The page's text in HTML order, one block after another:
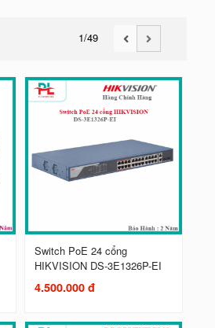
1/49
Switch PoE 24 cổng
HIKVISION DS-3E1326P-EI
4.500.000 đ